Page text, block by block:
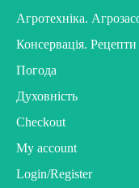
Агротехніка.
Консервація.
Погода
Духовність
Checkout
My account
Login/Register